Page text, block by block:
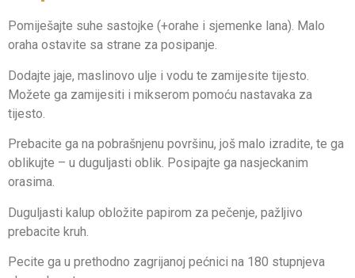
Pomiješajte suhe sastojke (+orahe i sjemenke lana). Malo
oraha ostavite sa strane za posipanje.
Dodajte jaje, maslinovo ulje i vodu te zamijesite tijesto.
Možete ga zamijesiti i mikserom pomoću nastavaka za
tijesto.
Prebacite ga na pobrašnjenu površinu, još malo izradite, te ga
oblikujte – u duguljasti oblik. Posipajte ga nasjeckanim
orasima.
Duguljasti kalup obložite papirom za pečenje, pažljivo
prebacite kruh.
Pecite ga u prethodno zagrijanoj pećnici na 180 stupnjeva